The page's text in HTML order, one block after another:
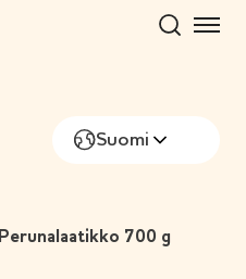
Suomi
Perunalaatikko 700 g